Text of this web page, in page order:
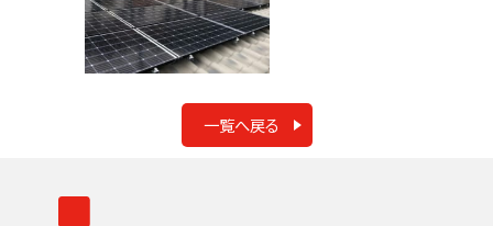
一覧へ戻る